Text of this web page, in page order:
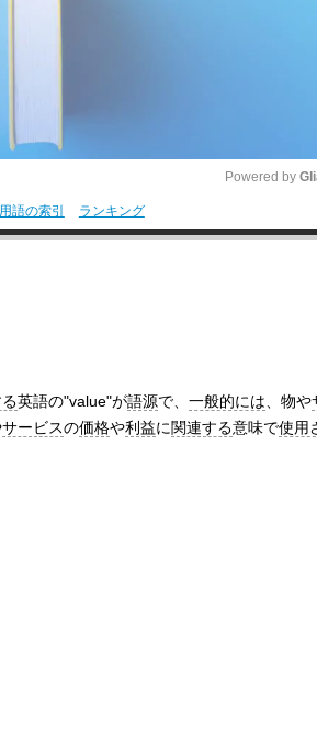
M
Powered by
用語の索引 ランキング
英語の"value"が語源で、 一般的には 、物や
サービスの価格や利益に関連する意味で使用